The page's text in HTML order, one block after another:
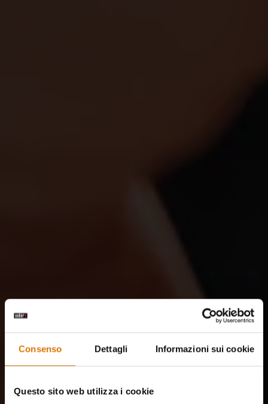
Consenso Dettagli Informazioni sui cookie
Questo sito web utilizza i cookie